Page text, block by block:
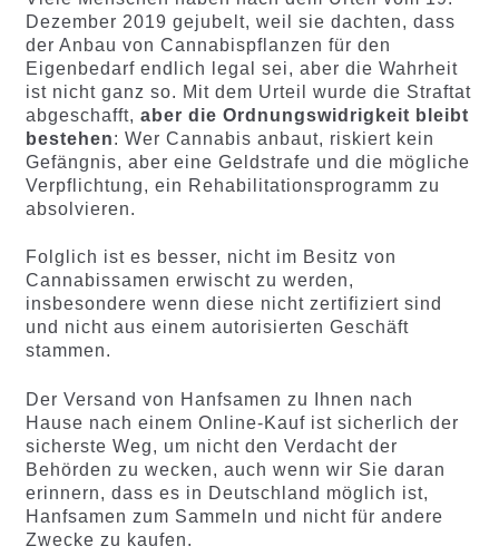
Dezember 2019 gejubelt, weil sie dachten, dass
der Anbau von Cannabispflanzen für den
Eigenbedarf endlich legal sei, aber die Wahrheit
ist nicht ganz so. Mit dem Urteil wurde die Straftat
abgeschafft, aber die Ordnungswidrigkeit bleibt
bestehen: Wer Cannabis anbaut, riskiert kein
Gefängnis, aber eine Geldstrafe und die mögliche
Verpflichtung, ein Rehabilitationsprogramm zu
absolvieren.
Folglich ist es besser, nicht im Besitz von
Cannabissamen erwischt zu werden,
insbesondere wenn diese nicht zertifiziert sind
und nicht aus einem autorisierten Geschäft
stammen.
Der Versand von Hanfsamen zu Ihnen nach
Hause nach einem Online-Kauf ist sicherlich der
sicherste Weg, um nicht den Verdacht der
Behörden zu wecken, auch wenn wir Sie daran
erinnern, dass es in Deutschland möglich ist,
Hanfsamen zum Sammeln und nicht für andere
Zwecke zu kaufen.